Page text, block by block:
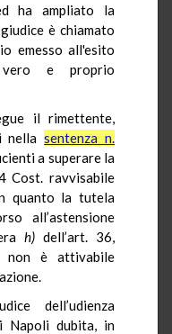
ha ampliato la
è chiamato
emesso all'esito
vero e proprio
il rimettente,
nellasentenza n.
a superare la
Cost. ravvisabile
quanto la tutela
all’astensione
h) dell’art. 36,
non è attivabile
dell’udienza
Napoli dubita, in